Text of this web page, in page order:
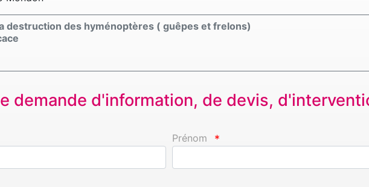
destruction des hyménoptères ( guêpes et frelons)
demande d'information, de devis,
Prénom *